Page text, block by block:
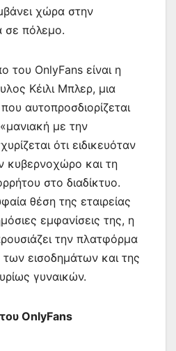
χώρα στην
σε πόλεμο.
του OnlyFans είναι η
Κέιλι Μπλερ, μια
αυτοπροσδιορίζεται
με την
ότι ειδικευόταν
κυβερνοχώρο και τη
στο διαδίκτυο.
θέση της εταιρείας
εμφανίσεις της, η
την πλατφόρμα
εισοδημάτων και της
γυναικών.
OnlyFans